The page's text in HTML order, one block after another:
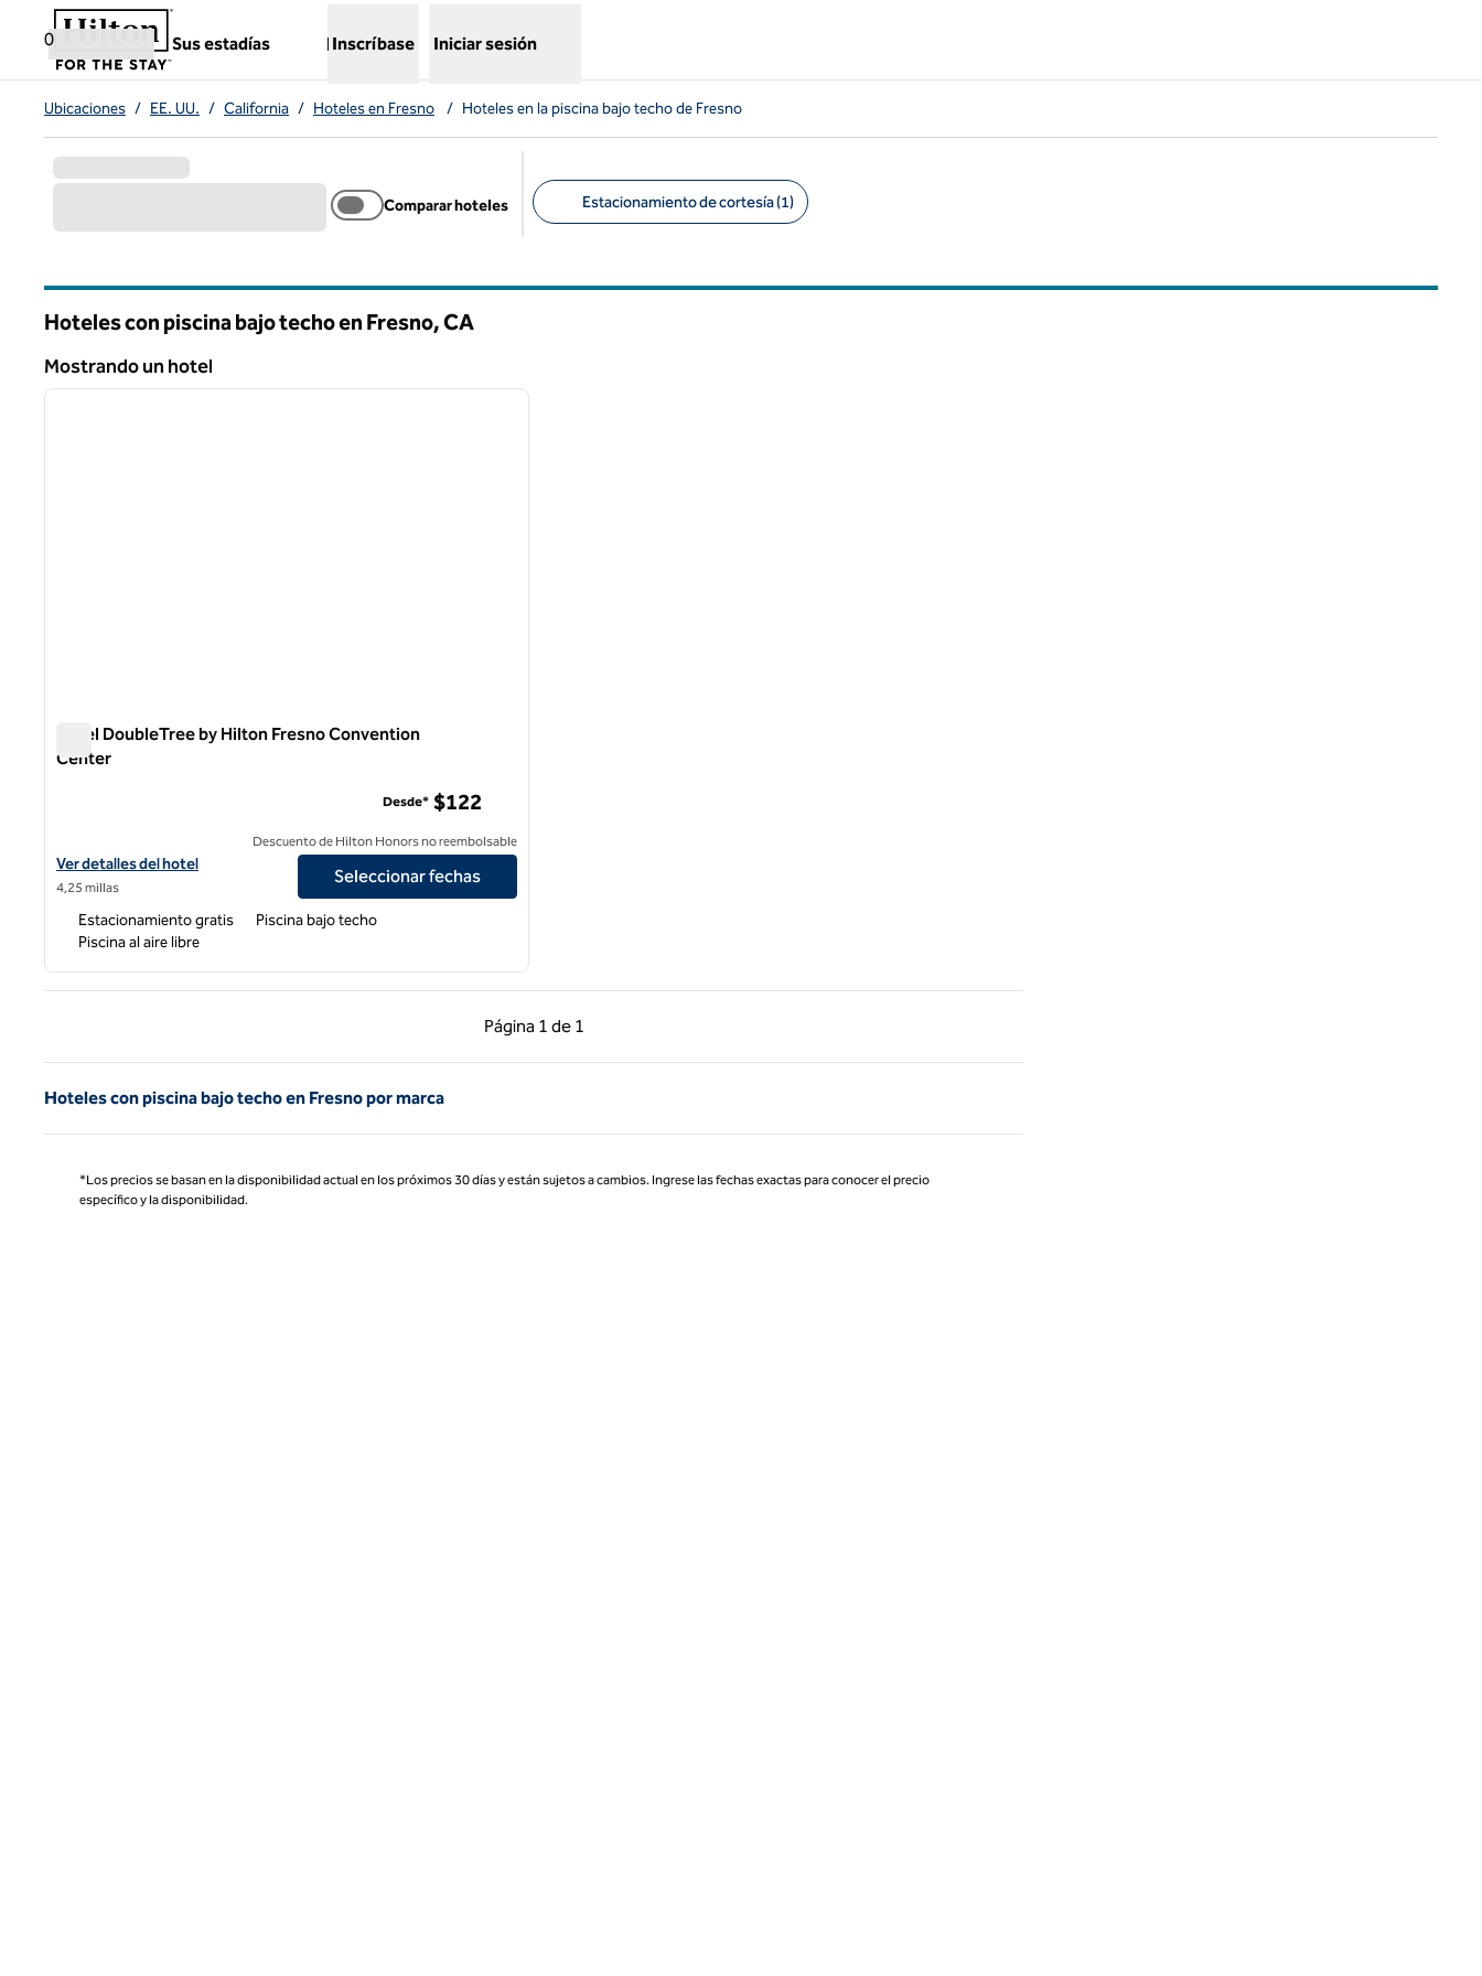
Saltar a contenido
0
Sus estadías
,abre una pestaña nueva
Inscríbase Iniciar sesión
Ubicaciones / EE. UU. / California / Hoteles en Fresno / Hoteles en la piscina bajo techo de Fresno
Comparar hoteles Estacionamiento de cortesía (1)
Hoteles con piscina bajo techo en Fresno,CA
Mostrando un hotel
Mostrando un hotel
1 de 12
siguiente imagen
Hotel DoubleTree by Hilton Fresno Convention
Center
Ver detalles del hotel DoubleTree by Hilton Fresno Convention Center
Ver detalles del hotel
4,25 millas
Desde* $122
Descuento de Hilton Honors no reembolsable
Seleccionar fechas
Estacionamiento gratis
Piscina bajo techo
Piscina al aire libre
Página 1 de 1
Página anterior, 1 de 1
Página 1 de 1
Hoteles con piscina bajo techo en Fresno por marca
*Los precios se basan en la disponibilidad actual en los próximos 30 días y están sujetos a cambios. Ingrese las fechas exactas para conocer el precio
específico y la disponibilidad.